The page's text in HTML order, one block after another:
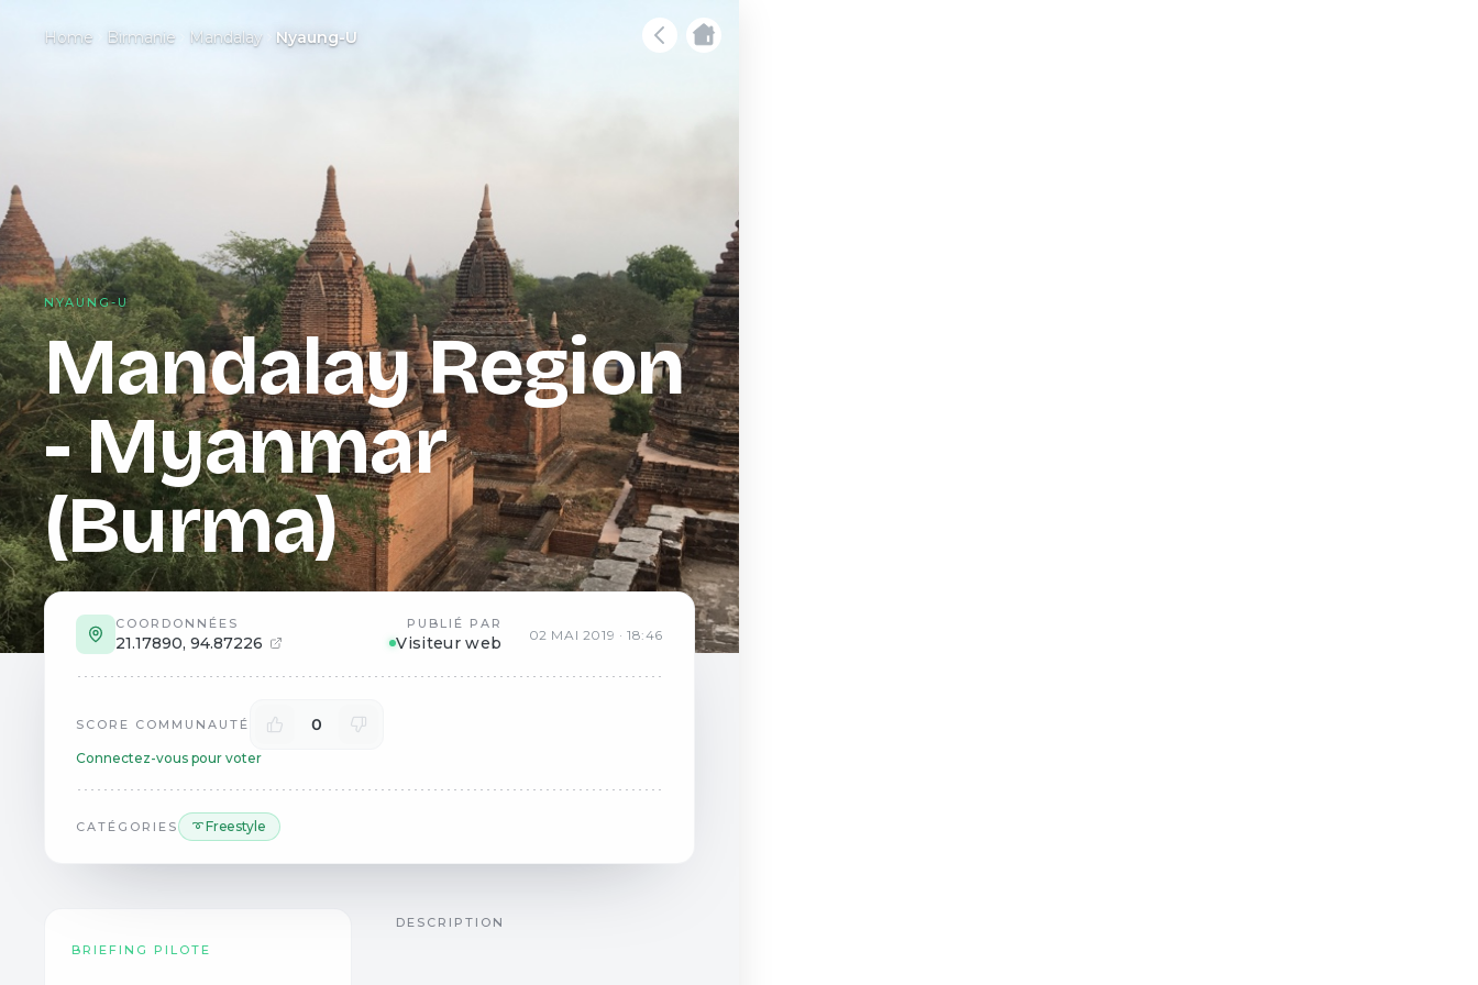
Home Birmanie Mandalay Nyaung-U
NYAUNG-U
Mandalay Region
- Myanmar
(Burma)
COORDONNÉES
21.17890, 94.87226
PUBLIÉ PAR
Visiteur web 02 MAI 2019 · 18:46
SCORE COMMUNAUTÉ 0
Connectez-vous pour voter
CATÉGORIES ➰ Freestyle
BRIEFING PILOTE
DESCRIPTION